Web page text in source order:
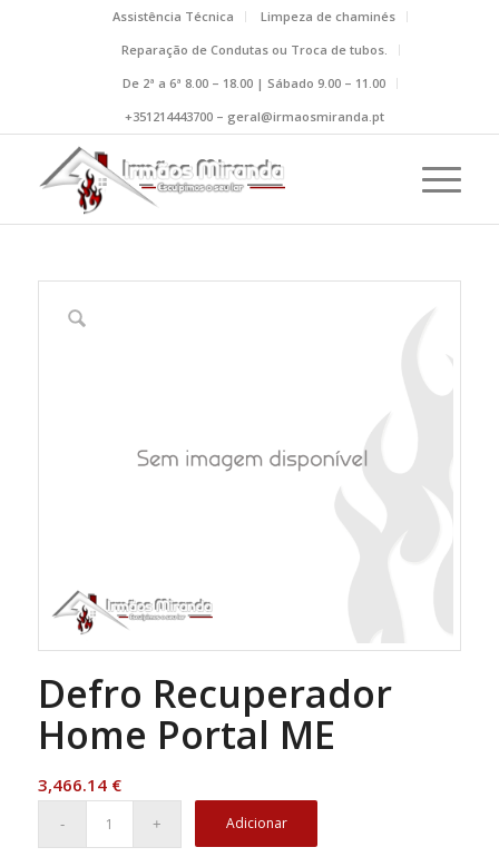
Assistência Técnica
Limpeza de chaminés
Reparação de Condutas ou Troca de tubos.
De 2ª a 6ª 8.00 – 18.00 | Sábado 9.00 – 11.00
+351214443700 – geral@irmaosmiranda.pt
Defro Recuperador
Home Portal ME
3,466.14 €
Adicionar